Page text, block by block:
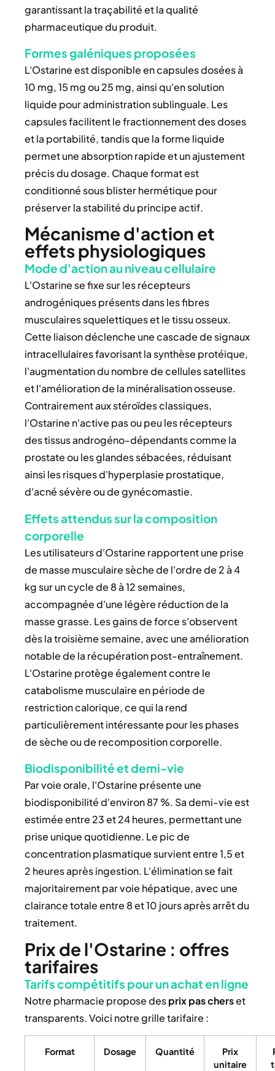
garantissant la traçabilité et la qualité
pharmaceutique du produit.
Formes galéniques proposées
L'Ostarine est disponible en capsules dosées à
10 mg, 15 mg ou 25 mg, ainsi qu'en solution
liquide pour administration sublinguale. Les
capsules facilitent le fractionnement des doses
et la portabilité, tandis que la forme liquide
permet une absorption rapide et un ajustement
précis du dosage. Chaque format est
conditionné sous blister hermétique pour
préserver la stabilité du principe actif.
Mécanisme d'action et
effets physiologiques
Mode d'action au niveau cellulaire
L'Ostarine se fixe sur les récepteurs
androgéniques présents dans les fibres
musculaires squelettiques et le tissu osseux.
Cette liaison déclenche une cascade de signaux
intracellulaires favorisant la synthèse protéique,
l'augmentation du nombre de cellules satellites
et l'amélioration de la minéralisation osseuse.
Contrairement aux stéroïdes classiques,
l'Ostarine n'active pas ou peu les récepteurs
des tissus androgéno-dépendants comme la
prostate ou les glandes sébacées, réduisant
ainsi les risques d'hyperplasie prostatique,
d'acné sévère ou de gynécomastie.
Effets attendus sur la composition
corporelle
Les utilisateurs d'Ostarine rapportent une prise
de masse musculaire sèche de l'ordre de 2 à 4
kg sur un cycle de 8 à 12 semaines,
accompagnée d'une légère réduction de la
masse grasse. Les gains de force s'observent
dès la troisième semaine, avec une amélioration
notable de la récupération post-entraînement.
L'Ostarine protège également contre le
catabolisme musculaire en période de
restriction calorique, ce qui la rend
particulièrement intéressante pour les phases
de sèche ou de recomposition corporelle.
Biodisponibilité et demi-vie
Par voie orale, l'Ostarine présente une
biodisponibilité d'environ 87 %. Sa demi-vie est
estimée entre 23 et 24 heures, permettant une
prise unique quotidienne. Le pic de
concentration plasmatique survient entre 1,5 et
2 heures après ingestion. L'élimination se fait
majoritairement par voie hépatique, avec une
clairance totale entre 8 et 10 jours après arrêt du
traitement.
Prix de l'Ostarine : offres
tarifaires
Tarifs compétitifs pour un achat en ligne
Notre pharmacie propose desprixpas cherset
transparents. Voici notre grille tarifaire :
Format Dosage Quantité
Prix
unitaire